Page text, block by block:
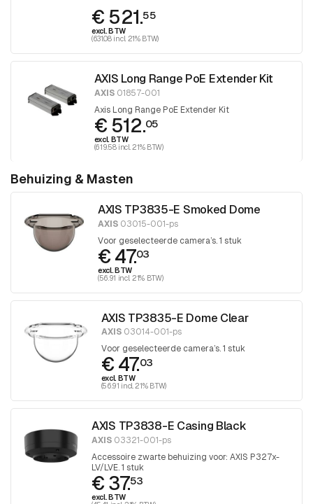
€ 521.55
excl. BTW
(631.08 incl. 21% BTW)
AXIS Long Range PoE Extender Kit
AXIS01857-001
Axis Long Range PoE Extender Kit
€ 512.05
excl. BTW
(619.58 incl. 21% BTW)
Behuizing & Masten
AXIS TP3835-E Smoked Dome
AXIS03015-001-ps
Voor geselecteerde camera’s. 1 stuk
€ 47.03
excl. BTW
(56.91 incl. 21% BTW)
AXIS TP3835-E Dome Clear
AXIS03014-001-ps
Voor geselecteerde camera’s. 1 stuk
€ 47.03
excl. BTW
(56.91 incl. 21% BTW)
AXIS TP3838-E Casing Black
AXIS 03321-001-ps
Accessoire zwarte behuizing voor: AXIS P327x-
LV/LVE. 1 stuk
€ 37.53
excl. BTW